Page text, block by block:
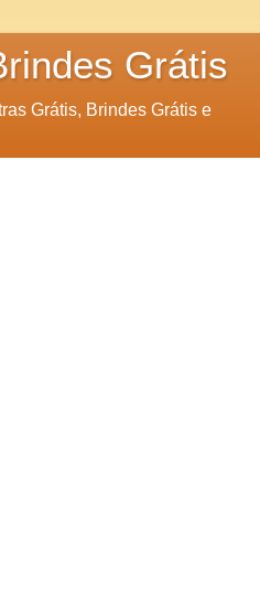
Grátis
Grátis, Brindes Grátis e